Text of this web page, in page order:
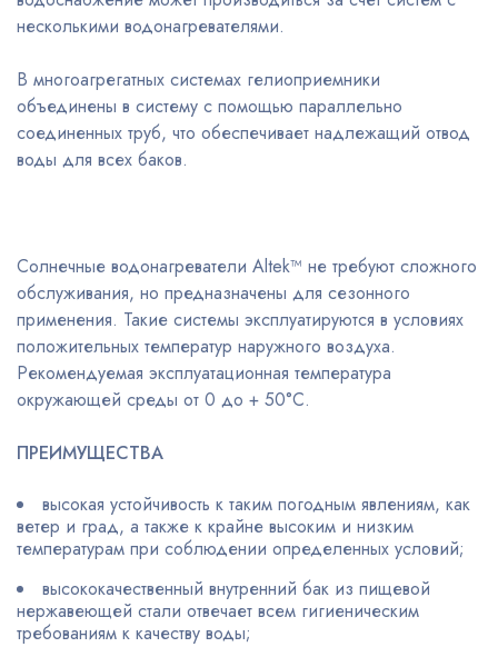
несколькими водонагревателями.
В многоагрегатных системах гелиоприемники
объединены в систему с помощью параллельно
соединенных труб, что обеспечивает надлежащий отвод
воды для всех баков.
Солнечные водонагреватели Altek™ не требуют сложного
обслуживания, но предназначены для сезонного
применения. Такие системы эксплуатируются в условиях
положительных температур наружного воздуха.
Рекомендуемая эксплуатационная температура
окружающей среды от 0 до + 50°С.
ПРЕИМУЩЕСТВА
высокая устойчивость к таким погодным явлениям, как
ветер и град, а также к крайне высоким и низким
температурам при соблюдении определенных условий;
высококачественный внутренний бак из пищевой
нержавеющей стали отвечает всем гигиеническим
требованиям к качеству воды;